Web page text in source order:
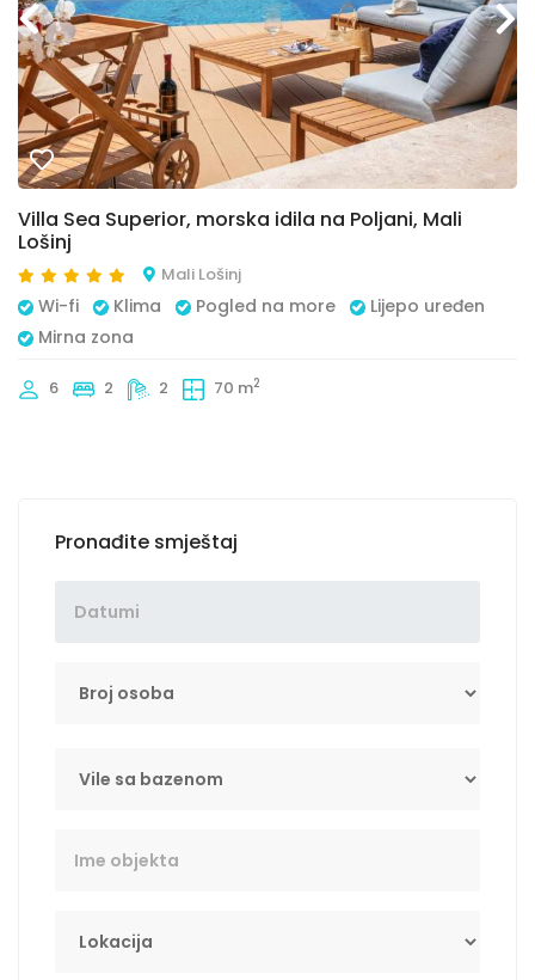
Pronađite smještaj
Villa Sea Superior, morska idila na Poljani, Mali
Lošinj
Mali Lošinj
Wi-fi Klima Pogled na more
Lijepo uređen
Mirna zona
6 2 2 70 m2